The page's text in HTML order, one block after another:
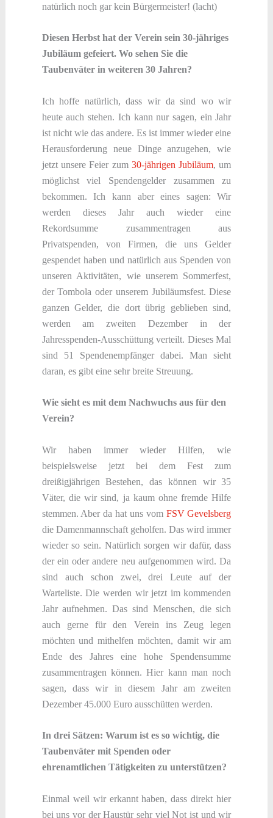
natürlich noch gar kein Bürgermeister! (lacht)
Diesen Herbst hat der Verein sein 30-jähriges
Jubiläum gefeiert. Wo sehen Sie die
Taubenväter in weiteren 30 Jahren?
Ich hoffe natürlich, dass wir da sind wo wir
heute auch stehen. Ich kann nur sagen, ein Jahr
ist nicht wie das andere. Es ist immer wieder eine
Herausforderung neue Dinge anzugehen, wie
jetzt unsere Feier zum 30-jährigen Jubiläum, um
möglichst viel Spendengelder zusammen zu
bekommen. Ich kann aber eines sagen: Wir
werden dieses Jahr auch wieder eine
Rekordsumme zusammentragen aus
Privatspenden, von Firmen, die uns Gelder
gespendet haben und natürlich aus Spenden von
unseren Aktivitäten, wie unserem Sommerfest,
der Tombola oder unserem Jubiläumsfest. Diese
ganzen Gelder, die dort übrig geblieben sind,
werden am zweiten Dezember in der
Jahresspenden-Ausschüttung verteilt. Dieses Mal
sind 51 Spendenempfänger dabei. Man sieht
daran, es gibt eine sehr breite Streuung.
Wie sieht es mit dem Nachwuchs aus für den
Verein?
Wir haben immer wieder Hilfen, wie
beispielsweise jetzt bei dem Fest zum
dreißigjährigen Bestehen, das können wir 35
Väter, die wir sind, ja kaum ohne fremde Hilfe
stemmen. Aber da hat uns vom FSV Gevelsberg
die Damenmannschaft geholfen. Das wird immer
wieder so sein. Natürlich sorgen wir dafür, dass
der ein oder andere neu aufgenommen wird. Da
sind auch schon zwei, drei Leute auf der
Warteliste. Die werden wir jetzt im kommenden
Jahr aufnehmen. Das sind Menschen, die sich
auch gerne für den Verein ins Zeug legen
möchten und mithelfen möchten, damit wir am
Ende des Jahres eine hohe Spendensumme
zusammentragen können. Hier kann man noch
sagen, dass wir in diesem Jahr am zweiten
Dezember 45.000 Euro ausschütten werden.
In drei Sätzen: Warum ist es so wichtig, die
Taubenväter mit Spenden oder
ehrenamtlichen Tätigkeiten zu unterstützen?
Einmal weil wir erkannt haben, dass direkt hier
bei uns vor der Haustür sehr viel Not ist und wir